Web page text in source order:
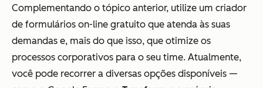
Complementando o tópico anterior, utilize um criador
de formulários on-line gratuito que atenda às suas
demandas e, mais do que isso, que otimize os
processos corporativos para o seu time. Atualmente,
você pode recorrer a diversas opções disponíveis —